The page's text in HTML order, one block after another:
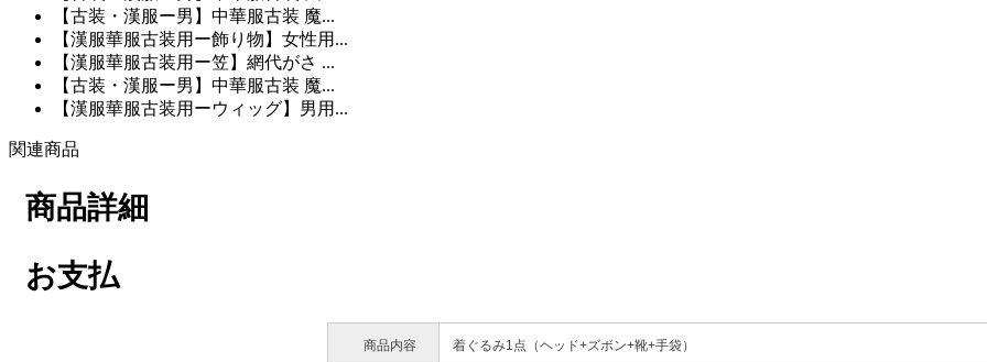
【古装・漢服ー男】中華服古装 魔...
【漢服華服古装用ー飾り物】女性用...
【漢服華服古装用ー笠】網代がさ ...
【古装・漢服ー男】中華服古装 魔...
【漢服華服古装用ーウィッグ】男用...
関連商品
商品詳細
お支払
商品内容 着ぐるみ1点（ヘッド+ズボン+靴+手袋）